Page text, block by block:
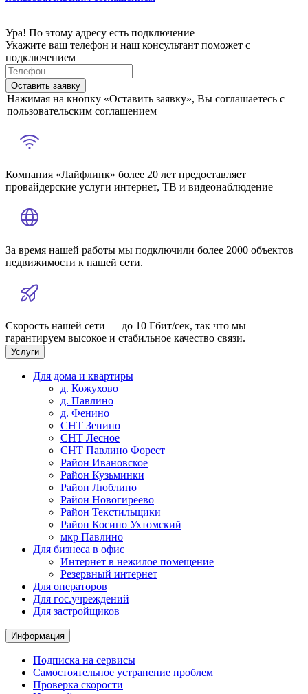
Ура! По этому адресу есть подключение
Укажите ваш телефон и наш консультант поможет с
подключением
Оставить заявку
Нажимая на кнопку «Оставить заявку», Вы соглашаетесь с
пользовательским соглашением
Компания «Лайфлинк» более 20 лет предоставляет
провайдерские услуги интернет, ТВ и видеонаблюдение
За время нашей работы мы подключили более 2000 объектов
недвижимости к нашей сети.
Скорость нашей сети — до 10 Гбит/сек, так что мы
гарантируем высокое и стабильное качество связи.
Услуги
Для дома и квартиры
д. Кожухово
д. Павлино
д. Фенино
СНТ Зенино
СНТ Лесное
СНТ Павлино Форест
Район Ивановское
Район Кузьминки
Район Люблино
Район Новогиреево
Район Текстильщики
Район Косино Ухтомский
мкр Павлино
Для бизнеса в офис
Интернет в нежилое помещение
Резервный интернет
Для операторов
Для гос.учреждений
Для застройщиков
Информация
Подписка на сервисы
Самостоятельное устранение проблем
Проверка скорости